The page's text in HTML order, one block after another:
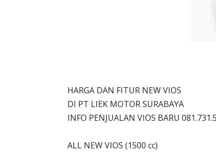
HARGA DAN FITUR NEW VIOS
DI PT LIEK MOTOR SURABAYA
INFO PENJUALAN VIOS BARU
ALL NEW VIOS (1500 cc)